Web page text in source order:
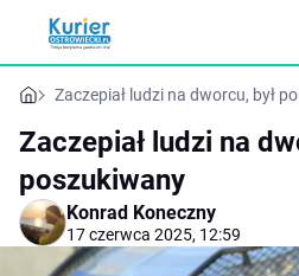
Zaczepiał ludzi na dworcu, był
Zaczepiał ludzi na
poszukiwany
Konrad Koneczny
17 czerwca 2025, 12:59